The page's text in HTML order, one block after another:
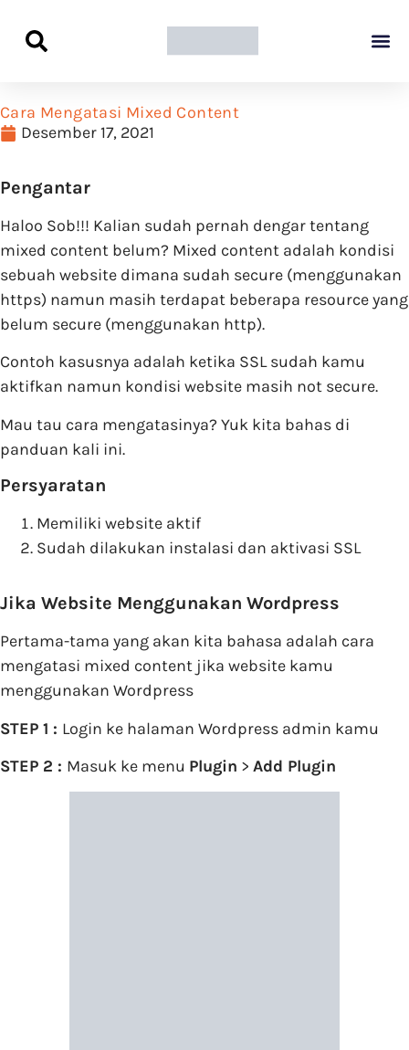
Cara Mengatasi Mixed Content
Desember 17, 2021
Pengantar
Haloo Sob!!! Kalian sudah pernah dengar tentang
mixed content belum? Mixed content adalah kondisi
sebuah website dimana sudah secure (menggunakan
https) namun masih terdapat beberapa resource yang
belum secure (menggunakan http).
Contoh kasusnya adalah ketika SSL sudah kamu
aktifkan namun kondisi website masih not secure.
Mau tau cara mengatasinya? Yuk kita bahas di
panduan kali ini.
Persyaratan
Memiliki website aktif
Sudah dilakukan instalasi dan aktivasi SSL
Jika Website Menggunakan Wordpress
Pertama-tama yang akan kita bahasa adalah cara
mengatasi mixed content jika website kamu
menggunakan Wordpress
STEP 1 : Login ke halaman Wordpress admin kamu
STEP 2 : Masuk ke menu Plugin > Add Plugin